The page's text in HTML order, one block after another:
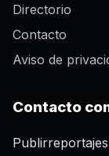
Directorio
Contacto
Aviso de
Contacto